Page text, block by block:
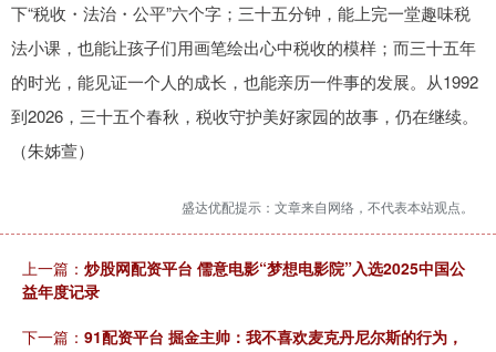
下“税收・法治・公平”六个字；三十五分钟，能上完一堂趣味税
法小课，也能让孩子们用画笔绘出心中税收的模样；而三十五年
的时光，能见证一个人的成长，也能亲历一件事的发展。从1992
到2026，三十五个春秋，税收守护美好家园的故事，仍在继续。
（朱姊萱）
盛达优配提示：文章来自网络，不代表本站观点。
上一篇： 炒股网配资平台 儒意电影“梦想电影院”入选2025中国公
益年度记录
下一篇： 91配资平台 掘金主帅：我不喜欢麦克丹尼尔斯的行为，